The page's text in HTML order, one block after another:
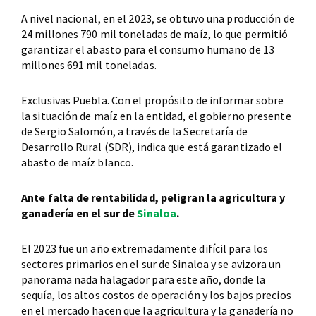
A nivel nacional, en el 2023, se obtuvo una producción de
24 millones 790 mil toneladas de maíz, lo que permitió
garantizar el abasto para el consumo humano de 13
millones 691 mil toneladas.
Exclusivas Puebla. Con el propósito de informar sobre
la situación de maíz en la entidad, el gobierno presente
de Sergio Salomón, a través de la Secretaría de
Desarrollo Rural (SDR), indica que está garantizado el
abasto de maíz blanco.
Ante falta de rentabilidad, peligran la agricultura y
ganadería en el sur deSinaloa.
El 2023 fue un año extremadamente difícil para los
sectores primarios en el sur de Sinaloa y se avizora un
panorama nada halagador para este año, donde la
sequía, los altos costos de operación y los bajos precios
en el mercado hacen que la agricultura y la ganadería no